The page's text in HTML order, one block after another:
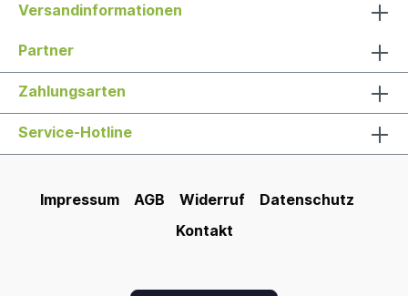
Versandinformationen
Partner
Zahlungsarten
Service-Hotline
Impressum AGB Widerruf
Datenschutz
Kontakt